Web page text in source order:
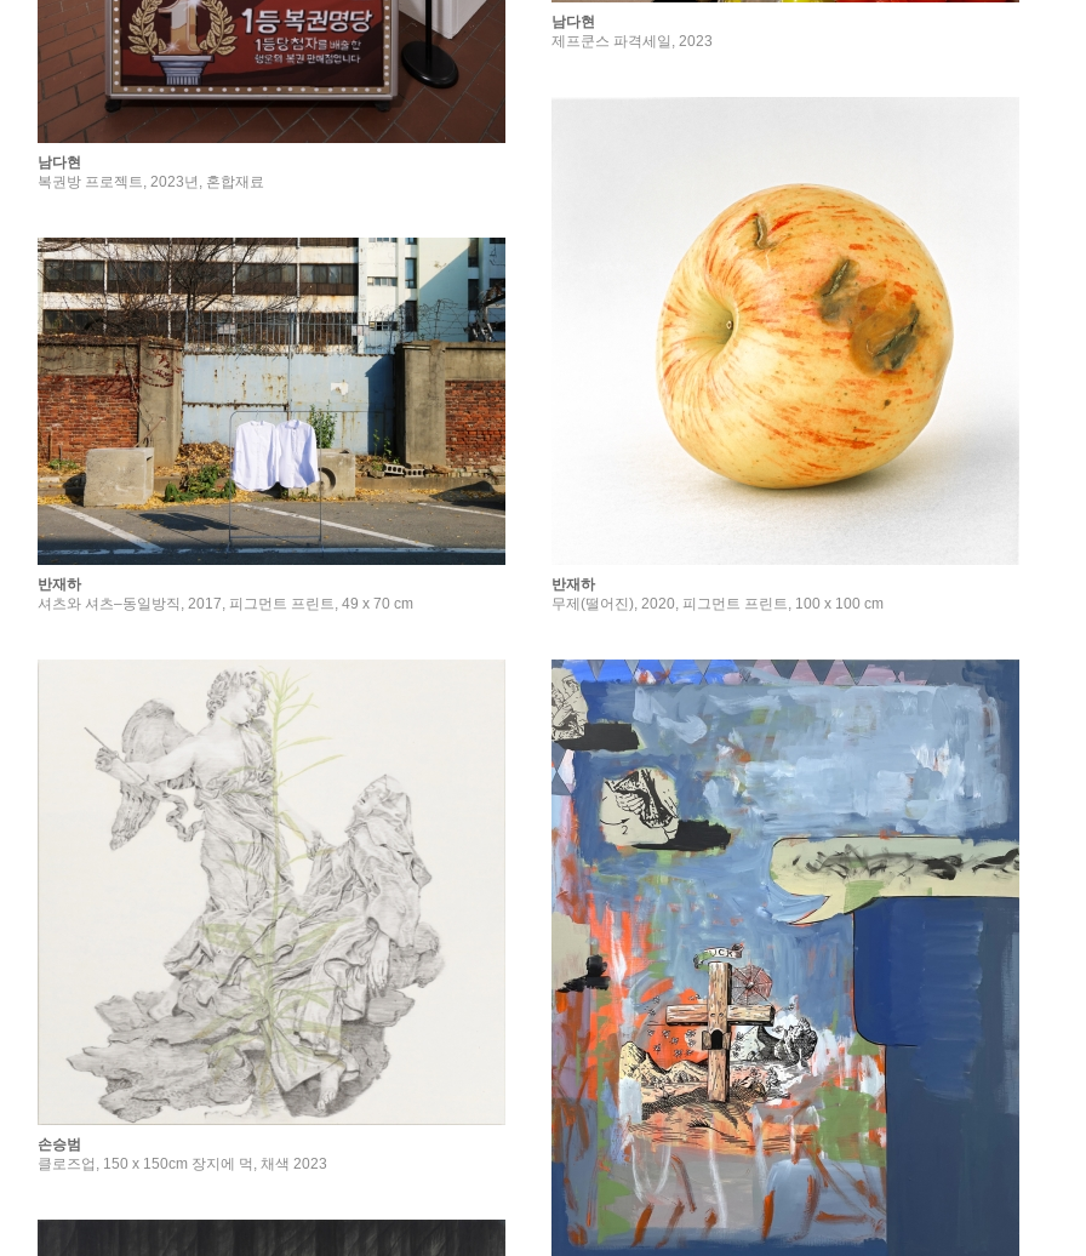
남다현
복권방 프로젝트, 2023년, 혼합재료
남다현
제프쿤스 파격세일, 2023
반재하
무제(떨어진), 2020, 피그먼트 프린트, 100 x 100 cm
반재하
셔츠와 셔츠–동일방직, 2017, 피그먼트 프린트, 49 x 70 cm
손승범
클로즈업, 150 x 150cm 장지에 먹, 채색 2023